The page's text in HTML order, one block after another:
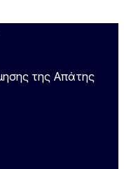
της Απάτης